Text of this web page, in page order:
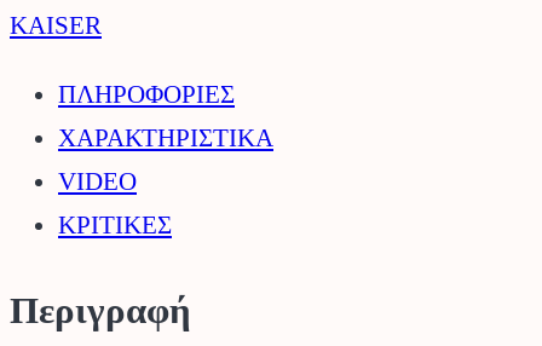
KAISER.
KAISER
ΠΛΗΡΟΦΟΡΙΕΣ
ΧΑΡΑΚΤΗΡΙΣΤΙΚΑ
VIDEO
ΚΡΙΤΙΚΕΣ
Περιγραφή